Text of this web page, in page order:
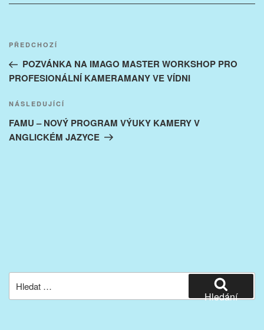
příspěvek
Předchozí
příspěvek
PŘEDCHOZÍ
POZVÁNKA NA IMAGO MASTER WORKSHOP PRO
PROFESIONÁLNÍ KAMERAMANY VE VÍDNI
Následující
příspěvek
NÁSLEDUJÍCÍ
FAMU – NOVÝ PROGRAM VÝUKY KAMERY V
ANGLICKÉM JAZYCE
Hledání